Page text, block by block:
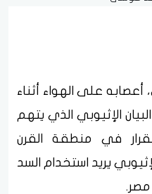
على الهواء أثناء
الإثيوبي الذي يتهم
في منطقة القرن
يريد استخدام السد
مصر.